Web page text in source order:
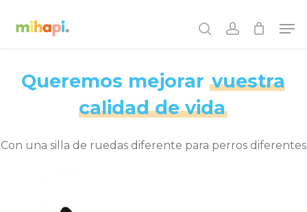
searchaccount
Queremos mejorarvuestra
calidad de vida
Con una silla de ruedas diferente para perros diferentes